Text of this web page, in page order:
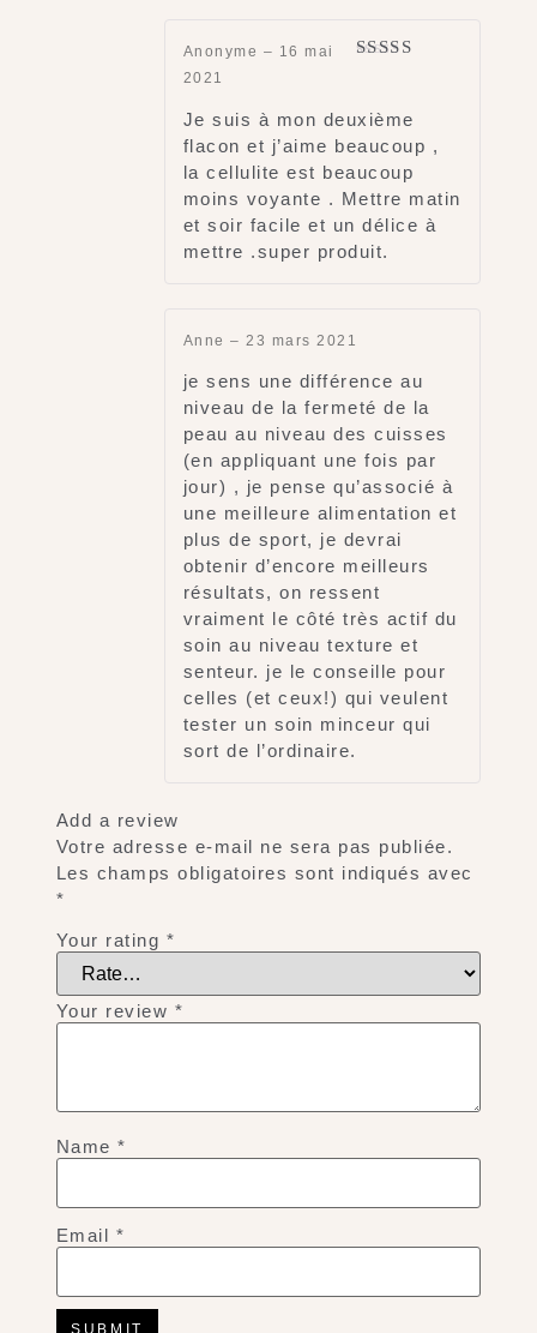
Anonyme – 16 mai
2021
Je suis à mon deuxième
flacon et j’aime beaucoup ,
la cellulite est beaucoup
moins voyante . Mettre matin
et soir facile et un délice à
mettre .super produit.
Anne– 23 mars 2021
je sens une différence au
niveau de la fermeté de la
peau au niveau des cuisses
(en appliquant une fois par
jour) , je pense qu’associé à
une meilleure alimentation et
plus de sport, je devrai
obtenir d’encore meilleurs
résultats, on ressent
vraiment le côté très actif du
soin au niveau texture et
senteur. je le conseille pour
celles (et ceux!) qui veulent
tester un soin minceur qui
sort de l’ordinaire.
Add a review
Votre adresse e-mail ne sera pas publiée.
Les champs obligatoires sont indiqués avec
*
Your rating *
Your review *
Name*
Email *